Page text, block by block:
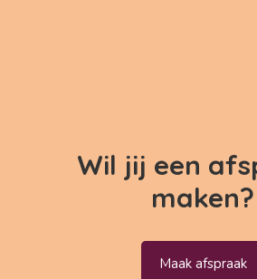
Wil jij een
maken?
Maak afspraak